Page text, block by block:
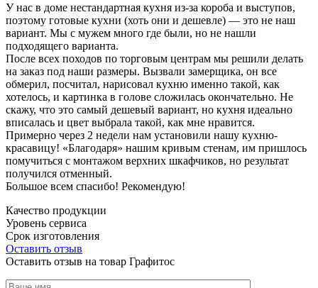
У нас в доме нестандартная кухня из-за короба и выступов,
поэтому готовые кухни (хоть они и дешевле) — это не наш
вариант. Мы с мужем много где были, но не нашли
подходящего варианта.
После всех походов по торговым центрам мы решили делать
на заказ под наши размеры. Вызвали замерщика, он все
обмерил, посчитал, нарисовал кухню именно такой, как
хотелось, и картинка в голове сложилась окончательно. Не
скажу, что это самый дешевый вариант, но кухня идеально
вписалась и цвет выбрала такой, как мне нравится.
Примерно через 2 недели нам установили нашу кухню-
красавицу! «Благодаря» нашим кривым стенам, им пришлось
помучиться с монтажом верхних шкафчиков, но результат
получился отменный.
Большое всем спасибо! Рекомендую!
Качество продукции
Уровень сервиса
Срок изготовления
Оставить отзыв
Оставить отзыв на товар Графитос